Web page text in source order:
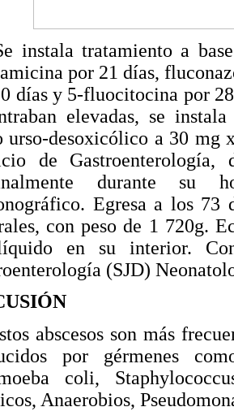
tratamiento a
por 21 días,
días y 5-fluocitocina por
elevadas, se
urso-desoxicólico a 30 mg
de
durante su
Egresa a los 73
con peso de 1 720g.
en su interior.
(SJD)
abscesos son más
por gérmenes
coli,
Anaerobios,